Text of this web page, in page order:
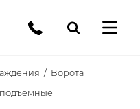
Ворота